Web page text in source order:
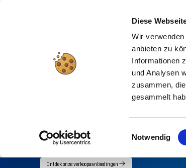
Diese
Wir
anbieten zu
Informationen
und Analysen
zusammen,
gesammelt
Notwendig
Ontdek onze verkoopaanbiedingen